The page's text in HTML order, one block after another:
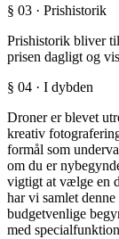
§ 03 · Prishistorik
Prishistorik bliver
prisen dagligt og
§ 04 · I dybden
Droner er blevet
kreativ
formål som
om du er
vigtigt at vælge en
har vi samlet
budgetvenlige
med